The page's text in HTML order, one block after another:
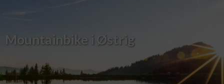
Mountainbike i Østrig